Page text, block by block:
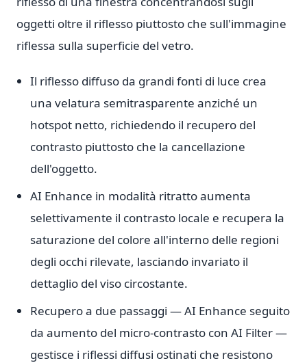
oggetti oltre il riflesso piuttosto che sull'immagine
riflessa sulla superficie del vetro.
Il riflesso diffuso da grandi fonti di luce crea
una velatura semitrasparente anziché un
hotspot netto, richiedendo il recupero del
contrasto piuttosto che la cancellazione
dell'oggetto.
AI Enhance in modalità ritratto aumenta
selettivamente il contrasto locale e recupera la
saturazione del colore all'interno delle regioni
degli occhi rilevate, lasciando invariato il
dettaglio del viso circostante.
Recupero a due passaggi — AI Enhance seguito
da aumento del micro-contrasto con AI Filter —
gestisce i riflessi diffusi ostinati che resistono